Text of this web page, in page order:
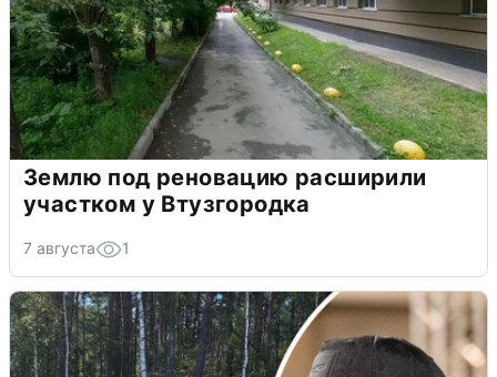
Землю под реновацию расширили
участком у Втузгородка
7 августа 1